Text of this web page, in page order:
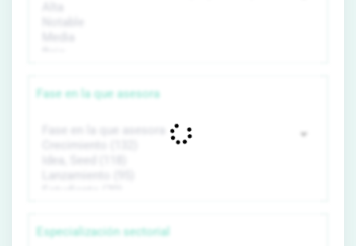
Fase en la que asesora
Especialización sectorial